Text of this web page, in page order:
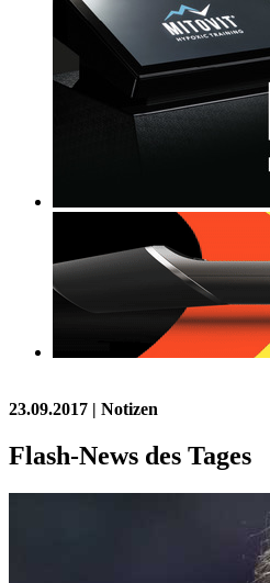
23.09.2017 | Notizen
Flash-News des Tages